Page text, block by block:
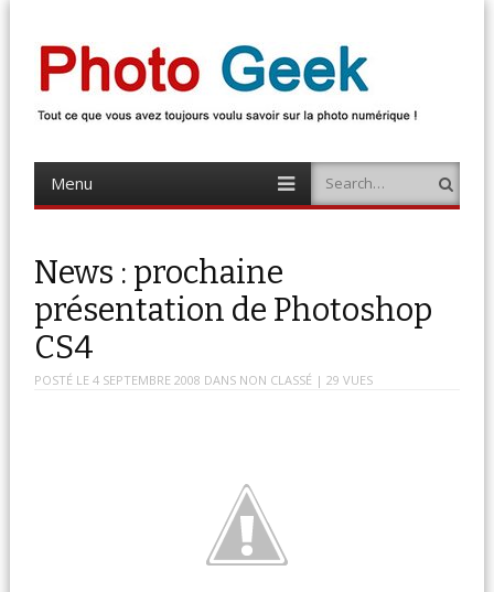
Photo Geek
Menu
content
Search
News : prochaine
présentation de Photoshop
CS4
POSTÉ LE4 SEPTEMBRE 2008 DANS NON CLASSÉ | 29 VUES